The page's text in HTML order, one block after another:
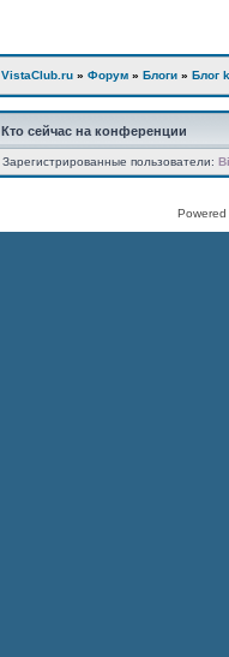
VistaClub.ru » Форум » Блоги » Блог
Кто сейчас на конференции
Зарегистрированные пользователи: